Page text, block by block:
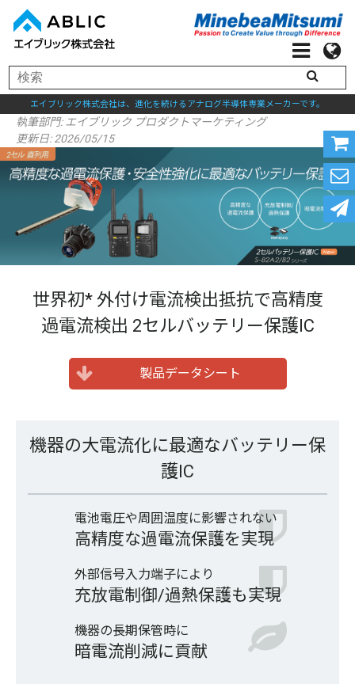
エイブリック株式会社は、進化を続けるアナログ半導体専業メーカーです。
執筆部門:エイブリック プロダクトマーケティング
更新日: 2026/05/15
世界初* 外付け電流検出抵抗で高精度
過電流検出 2セルバッテリー保護IC
製品データシート
機器の大電流化に最適なバッテリー保
護IC
電池電圧や周囲温度に影響されない
高精度な過電流保護を実現
外部信号入力端子により
充放電制御/過熱保護も実現
機器の長期保管時に
暗電流削減に貢献